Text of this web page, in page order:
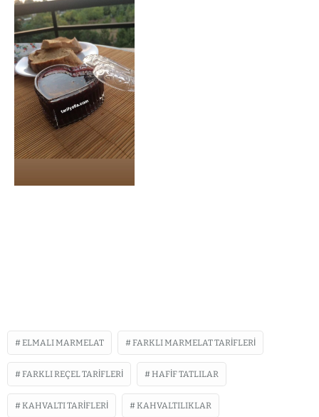
ELMALI MARMELAT FARKLI MARMELAT TARIFLERI
FARKLI REÇEL TARIFLERI HAFIF TATLILAR
KAHVALTI TARIFLERI KAHVALTILIKLAR